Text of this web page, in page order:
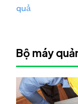
quả
Bộ máy